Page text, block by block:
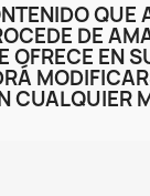
QUE
DE
OFRECE EN
CUALQUIER